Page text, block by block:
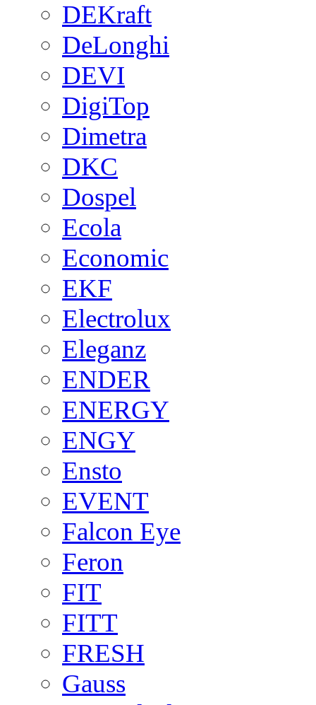
DEKraft
DeLonghi
DEVI
DigiTop
Dimetra
DKC
Dospel
Ecola
Economic
EKF
Electrolux
Eleganz
ENDER
ENERGY
ENGY
Ensto
EVENT
Falcon Eye
Feron
FIT
FITT
FRESH
Gauss